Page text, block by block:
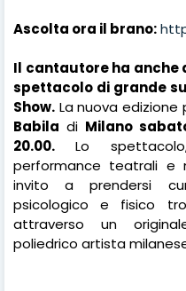
Ascolta ora il brano:
Il cantautore ha anche
spettacolo di grande
Show. La nuova edizione
Babila di Milano
20.00. Lo
performance teatrali e
invito a prendersi
psicologico e fisico
attraverso un
poliedrico artista